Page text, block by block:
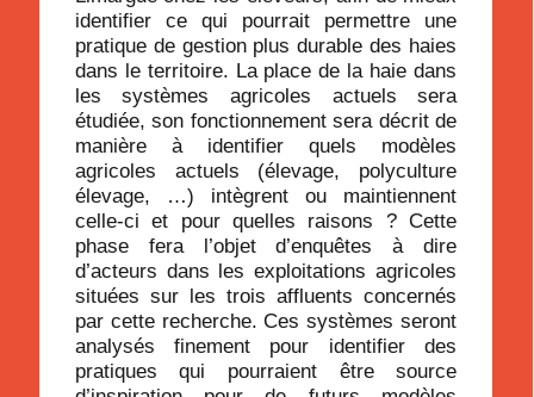
identifier ce qui pourrait permettre une
pratique de gestion plus durable des haies
dans le territoire. La place de la haie dans
les systèmes agricoles actuels sera
étudiée, son fonctionnement sera décrit de
manière à identifier quels modèles
agricoles actuels (élevage, polyculture
élevage, …) intègrent ou maintiennent
celle-ci et pour quelles raisons ? Cette
phase fera l’objet d’enquêtes à dire
d’acteurs dans les exploitations agricoles
situées sur les trois affluents concernés
par cette recherche. Ces systèmes seront
analysés finement pour identifier des
pratiques qui pourraient être source